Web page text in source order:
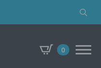
Search
0